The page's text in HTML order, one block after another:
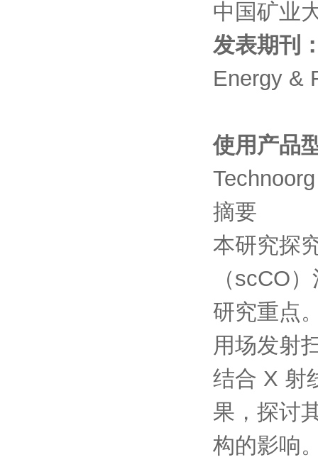
中国矿业
发表期刊
Energy &
使用产品
摘要
本研究探
（scCO
研究重点
用场发射
结合 X 射
果，探讨
构的影响